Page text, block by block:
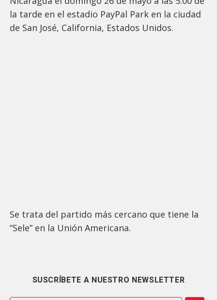
la tarde en el estadio PayPal Park en la ciudad
de San José, California, Estados Unidos.
Se trata del partido más cercano que tiene la
“Sele” en la Unión Americana.
SUSCRÍBETE A NUESTRO NEWSLETTER